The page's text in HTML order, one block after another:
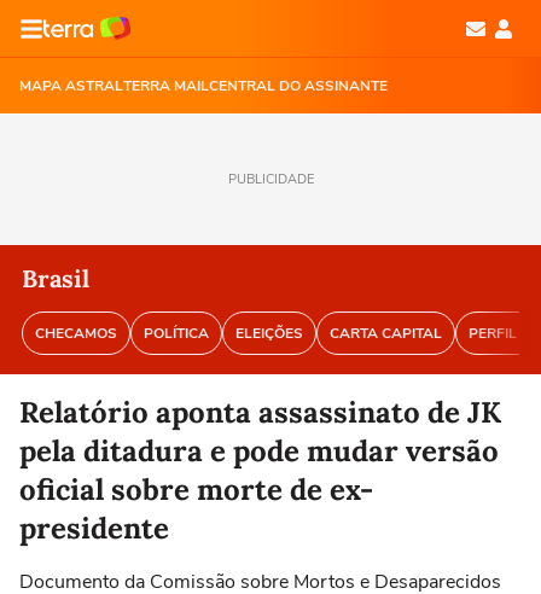
MAPA ASTRALTERRA MAILCENTRAL DO ASSINANTE
PUBLICIDADE
Brasil
CHECAMOS POLÍTICA ELEIÇÕES CARTA CAPITAL PERFIL
Relatório aponta assassinato de JK
pela ditadura e pode mudar versão
oficial sobre morte de ex-
presidente
Documento da Comissão sobre Mortos e Desaparecidos